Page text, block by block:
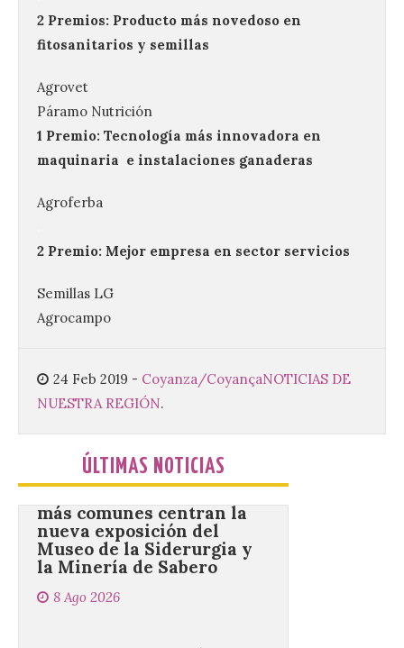
2 Premios: Producto más novedoso en
fitosanitarios y semillas
Agrovet
Páramo Nutrición
1 Premio: Tecnología más innovadora en
maquinaria e instalaciones ganaderas
Agroferba
2 Premio: Mejor empresa en sector servicios
Semillas LG
Agrocampo
24 Feb 2019 - Coyanza/CoyançaNOTICIAS DE
NUESTRA REGIÓN.
ÚLTIMAS NOTICIAS
La decimonovena
fotografía de León de…
viaje nos llega desde la
plaza de Oriente en
Madrid
8 Ago 2026
Nueva edición de León
Conceyu País Llionés y el Diario de
nos envía la décimo […]
Los minerales y sus usos
más comunes centran la
nueva exposición del
Museo de la Siderurgia y
la Minería de Sabero
8 Ago 2026